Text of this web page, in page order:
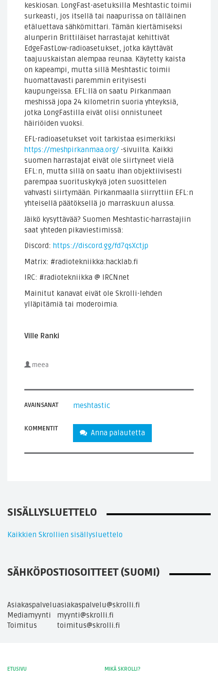
keskiosan. LongFast-asetuksilla Meshtastic toimii
surkeasti, jos itsellä tai naapurissa on tälläinen
etäluettava sähkömittari. Tämän kiertämiseksi
alunperin Brittiläiset harrastajat kehittivät
EdgeFastLow-radioasetukset, jotka käyttävät
taajuuskaistan alempaa reunaa. Käytetty kaista
on kapeampi, mutta sillä Meshtastic toimii
huomattavasti paremmin erityisesti
kaupungeissa. EFL:llä on saatu Pirkanmaan
meshissä jopa 24 kilometrin suoria yhteyksiä,
jotka LongFastilla eivät olisi onnistuneet
häiriöiden vuoksi.
EFL-radioasetukset voit tarkistaa esimerkiksi
https://meshpirkanmaa.org/ -sivuilta. Kaikki
suomen harrastajat eivät ole siirtyneet vielä
EFL:n, mutta sillä on saatu ihan objektiivisesti
parempaa suorituskykyä joten suosittelen
vahvasti siirtymään. Pirkanmaalla siirryttiin EFL:n
yhteisellä päätöksellä jo marraskuun alussa.
Jäikö kysyttävää? Suomen Meshtastic-harrastajiin
saat yhteden pikaviestimissä:
Discord: https://discord.gg/fd7qsXctjp
Matrix: #radiotekniikka:hacklab.fi
IRC: #radiotekniikka @ IRCNnet
Mainitut kanavat eivät ole Skrolli-lehden
ylläpitämiä tai moderoimia.
Ville Ranki
meea
AVAINSANAT meshtastic
KOMMENTIT Anna palautetta
SISÄLLYSLUETTELO
Kaikkien Skrollien sisällysluettelo
SÄHKÖPOSTIOSOITTEET (SUOMI)
Asiakaspalveluasiakaspalvelu@skrolli.fi
Mediamyynti
myynti@skrolli.fi
Toimitus
toimitus@skrolli.fi
ETUSIVU
MIKÄ SKROLLI?